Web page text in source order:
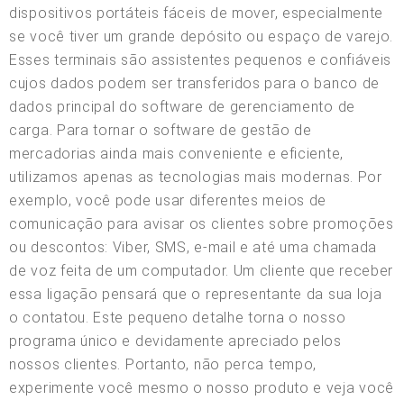
dispositivos portáteis fáceis de mover, especialmente
se você tiver um grande depósito ou espaço de varejo.
Esses terminais são assistentes pequenos e confiáveis
cujos dados podem ser transferidos para o banco de
dados principal do software de gerenciamento de
carga. Para tornar o software de gestão de
mercadorias ainda mais conveniente e eficiente,
utilizamos apenas as tecnologias mais modernas. Por
exemplo, você pode usar diferentes meios de
comunicação para avisar os clientes sobre promoções
ou descontos: Viber, SMS, e-mail e até uma chamada
de voz feita de um computador. Um cliente que receber
essa ligação pensará que o representante da sua loja
o contatou. Este pequeno detalhe torna o nosso
programa único e devidamente apreciado pelos
nossos clientes. Portanto, não perca tempo,
experimente você mesmo o nosso produto e veja você